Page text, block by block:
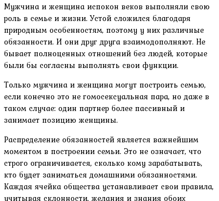
Мужчина и женщина испокон веков выполняли свою
роль в семье и жизни. Устой сложился благодаря
природным особенностям, поэтому у них различные
обязанности. И они друг друга взаимодополняют. Не
бывает полноценных отношений без людей, которые
были бы согласны выполнять свои функции.
Только мужчина и женщина могут построить семью,
если конечно это не гомосексуальная пара, но даже в
таком случае: один партнер более пассивный и
занимает позицию женщины.
Распределение обязанностей является важнейшим
моментом в построении семьи. Это не означает, что
строго ограничивается, сколько кому зарабатывать,
кто будет заниматься домашними обязанностями.
Каждая ячейка общества устанавливает свои правила,
учитывая склонности, желания и знания обоих